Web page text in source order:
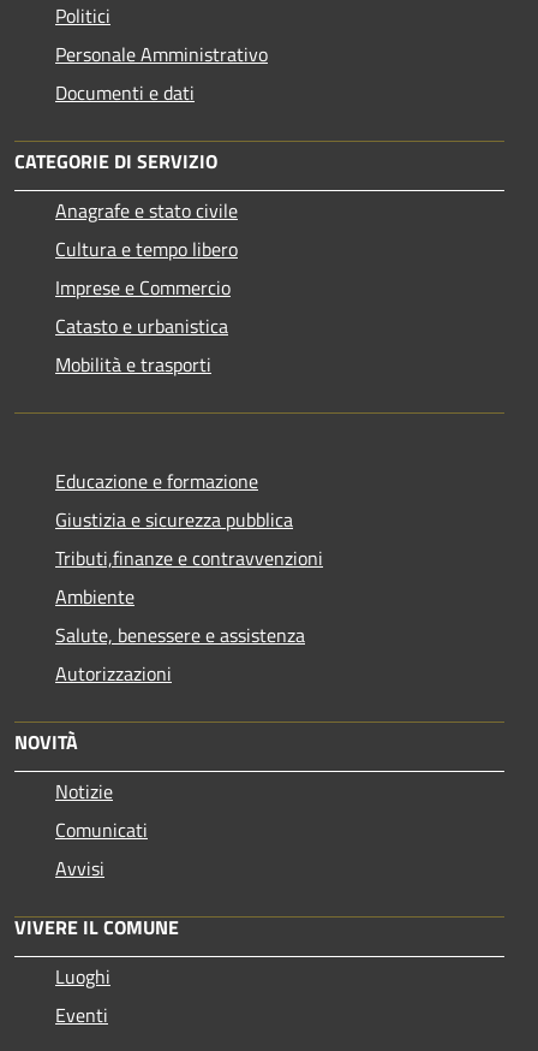
Politici
Personale Amministrativo
Documenti e dati
CATEGORIE DI SERVIZIO
Anagrafe e stato civile
Cultura e tempo libero
Imprese e Commercio
Catasto e urbanistica
Mobilità e trasporti
Educazione e formazione
Giustizia e sicurezza pubblica
Tributi,finanze e contravvenzioni
Ambiente
Salute, benessere e assistenza
Autorizzazioni
NOVITÀ
Notizie
Comunicati
Avvisi
VIVERE IL COMUNE
Luoghi
Eventi